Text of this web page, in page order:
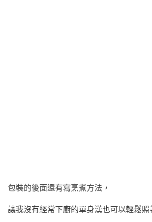
包裝的後面還有寫烹煮方法，
讓我沒有經常下廚的單身漢也可以輕鬆照